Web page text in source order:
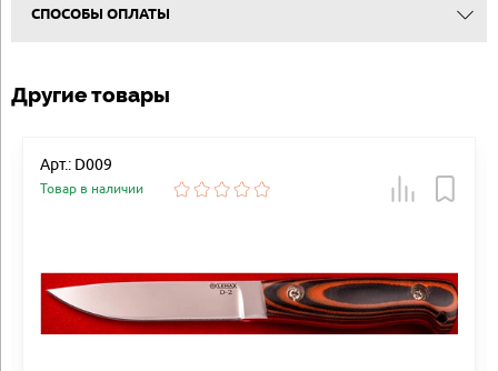
СПОСОБЫ ОПЛАТЫ
Другие товары
Арт.: D009
Товар в наличии